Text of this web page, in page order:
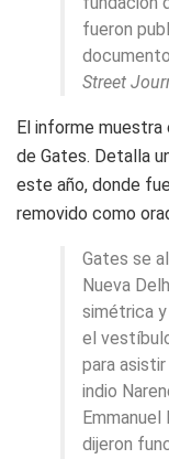
fueron
Street
El informe
de Gates. Detalla
este año, donde
removido como
Gates se
Nueva
simétrica y
el
para
indio
dijeron